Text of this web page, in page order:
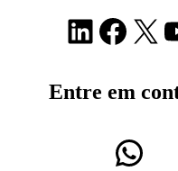
X
Entre em